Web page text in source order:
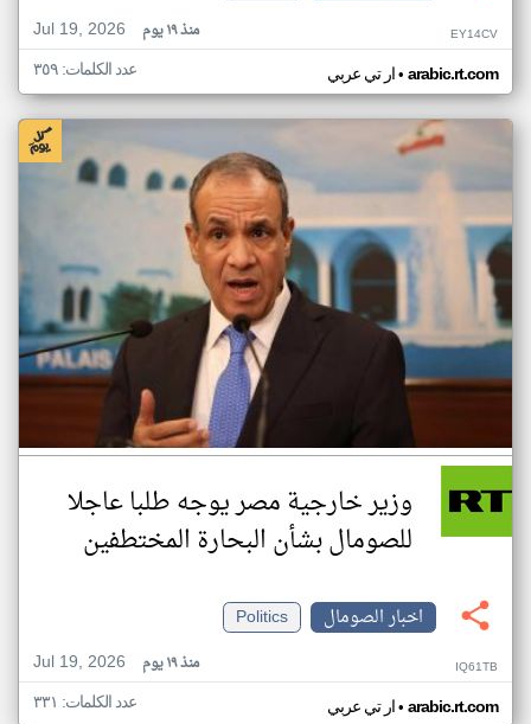
Jul 19, 2026
منذ ١٩ يوم EY14CV
ار تي عربي• arabic.rt.com عدد الكلمات: ٣٥٩
وزير خارجية مصر يوجه طلبا عاجلا
للصومال بشأن البحارة المختطفين
اخبار الصومال
Politics
Jul 19, 2026
منذ ١٩ يوم IQ61TB
ار تي عربي• arabic.rt.com عدد الكلمات: ٣٣١